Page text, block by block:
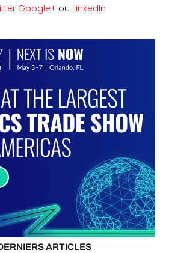
Google+ ou LinkedIn
ARTICLES